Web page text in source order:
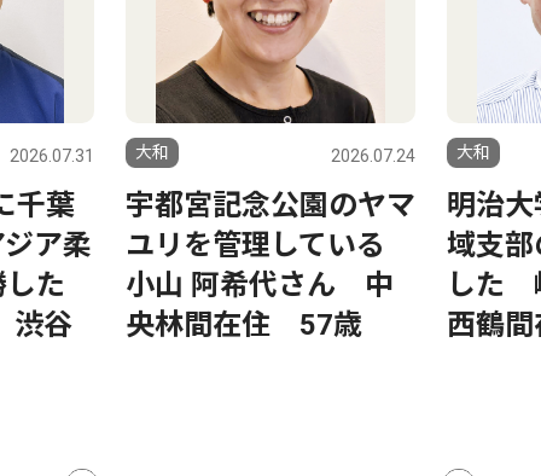
2026.07.31
千葉
ア柔
した
渋谷
大和 2026.07.24
宇都宮記念公園のヤマ
ユリを管理している
小山 阿希代さん 中
央林間在住 57歳
大和
明治
域支
した
西鶴